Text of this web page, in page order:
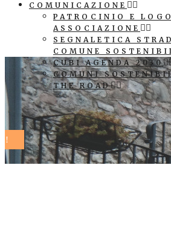
COMUNICAZIONE
PATROCINIO E LOGO
ASSOCIAZIONE
SEGNALETICA
COMUNE
CUBI AGENDA 2030
COMUNI
THE ROAD